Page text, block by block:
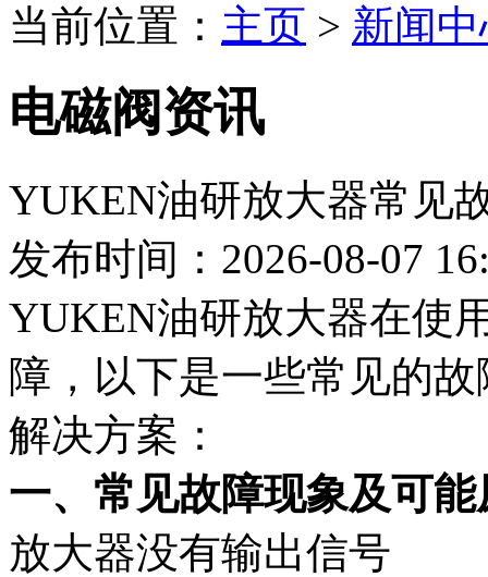
当前位置： 主页 > 新闻
电磁阀资讯
YUKEN油研放大器常见
发布时间：2026-08-07
YUKEN油研放大器在使
障，以下是一些常见的
解决方案：
一、常见故障现象及可能
放大器没有输出信号